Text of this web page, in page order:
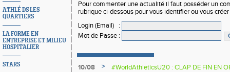
ATHLÉ DS LES
QUARTIERS
LA FORME EN
ENTREPRISE ET MILIEU
HOSPITALIER
STARS
Pour commenter une actualité il faut posséder un
rubrique ci-dessous pour vous identifier ou vous
Login (Email)
:
Mot de Passe :
10/08 >
#WorldAthleticsU20 : CLAP DE FIN EN